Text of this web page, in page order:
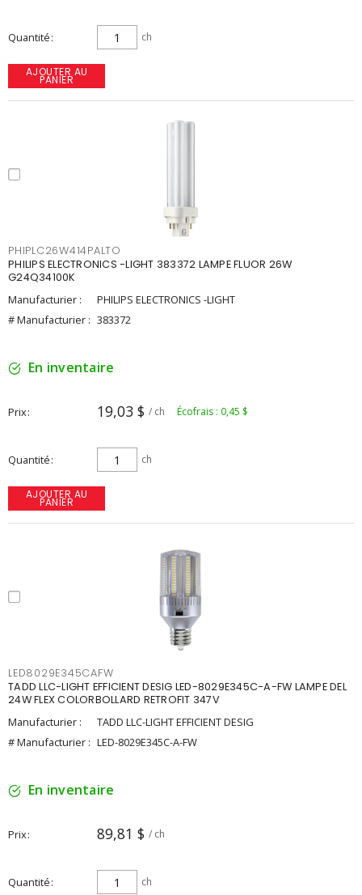
Quantité ch
AJOUTER AU
PANIER
PHIPLC26W414PALTO
PHILIPS ELECTRONICS -LIGHT 383372 LAMPE FLUOR 26W
G24Q34100K
Manufacturier :
PHILIPS ELECTRONICS -LIGHT
# Manufacturier : 383372
En inventaire
Prix 19,03 $ / ch Écofrais : 0,45 $
Quantité ch
AJOUTER AU
PANIER
LED8029E345CAFW
TADD LLC-LIGHT EFFICIENT DESIG LED-8029E345C-A-FW LAMPE DEL
24W FLEX COLORBOLLARD RETROFIT 347V
Manufacturier :
TADD LLC-LIGHT EFFICIENT DESIG
# Manufacturier : LED-8029E345C-A-FW
En inventaire
Prix 89,81 $ / ch
Quantité ch